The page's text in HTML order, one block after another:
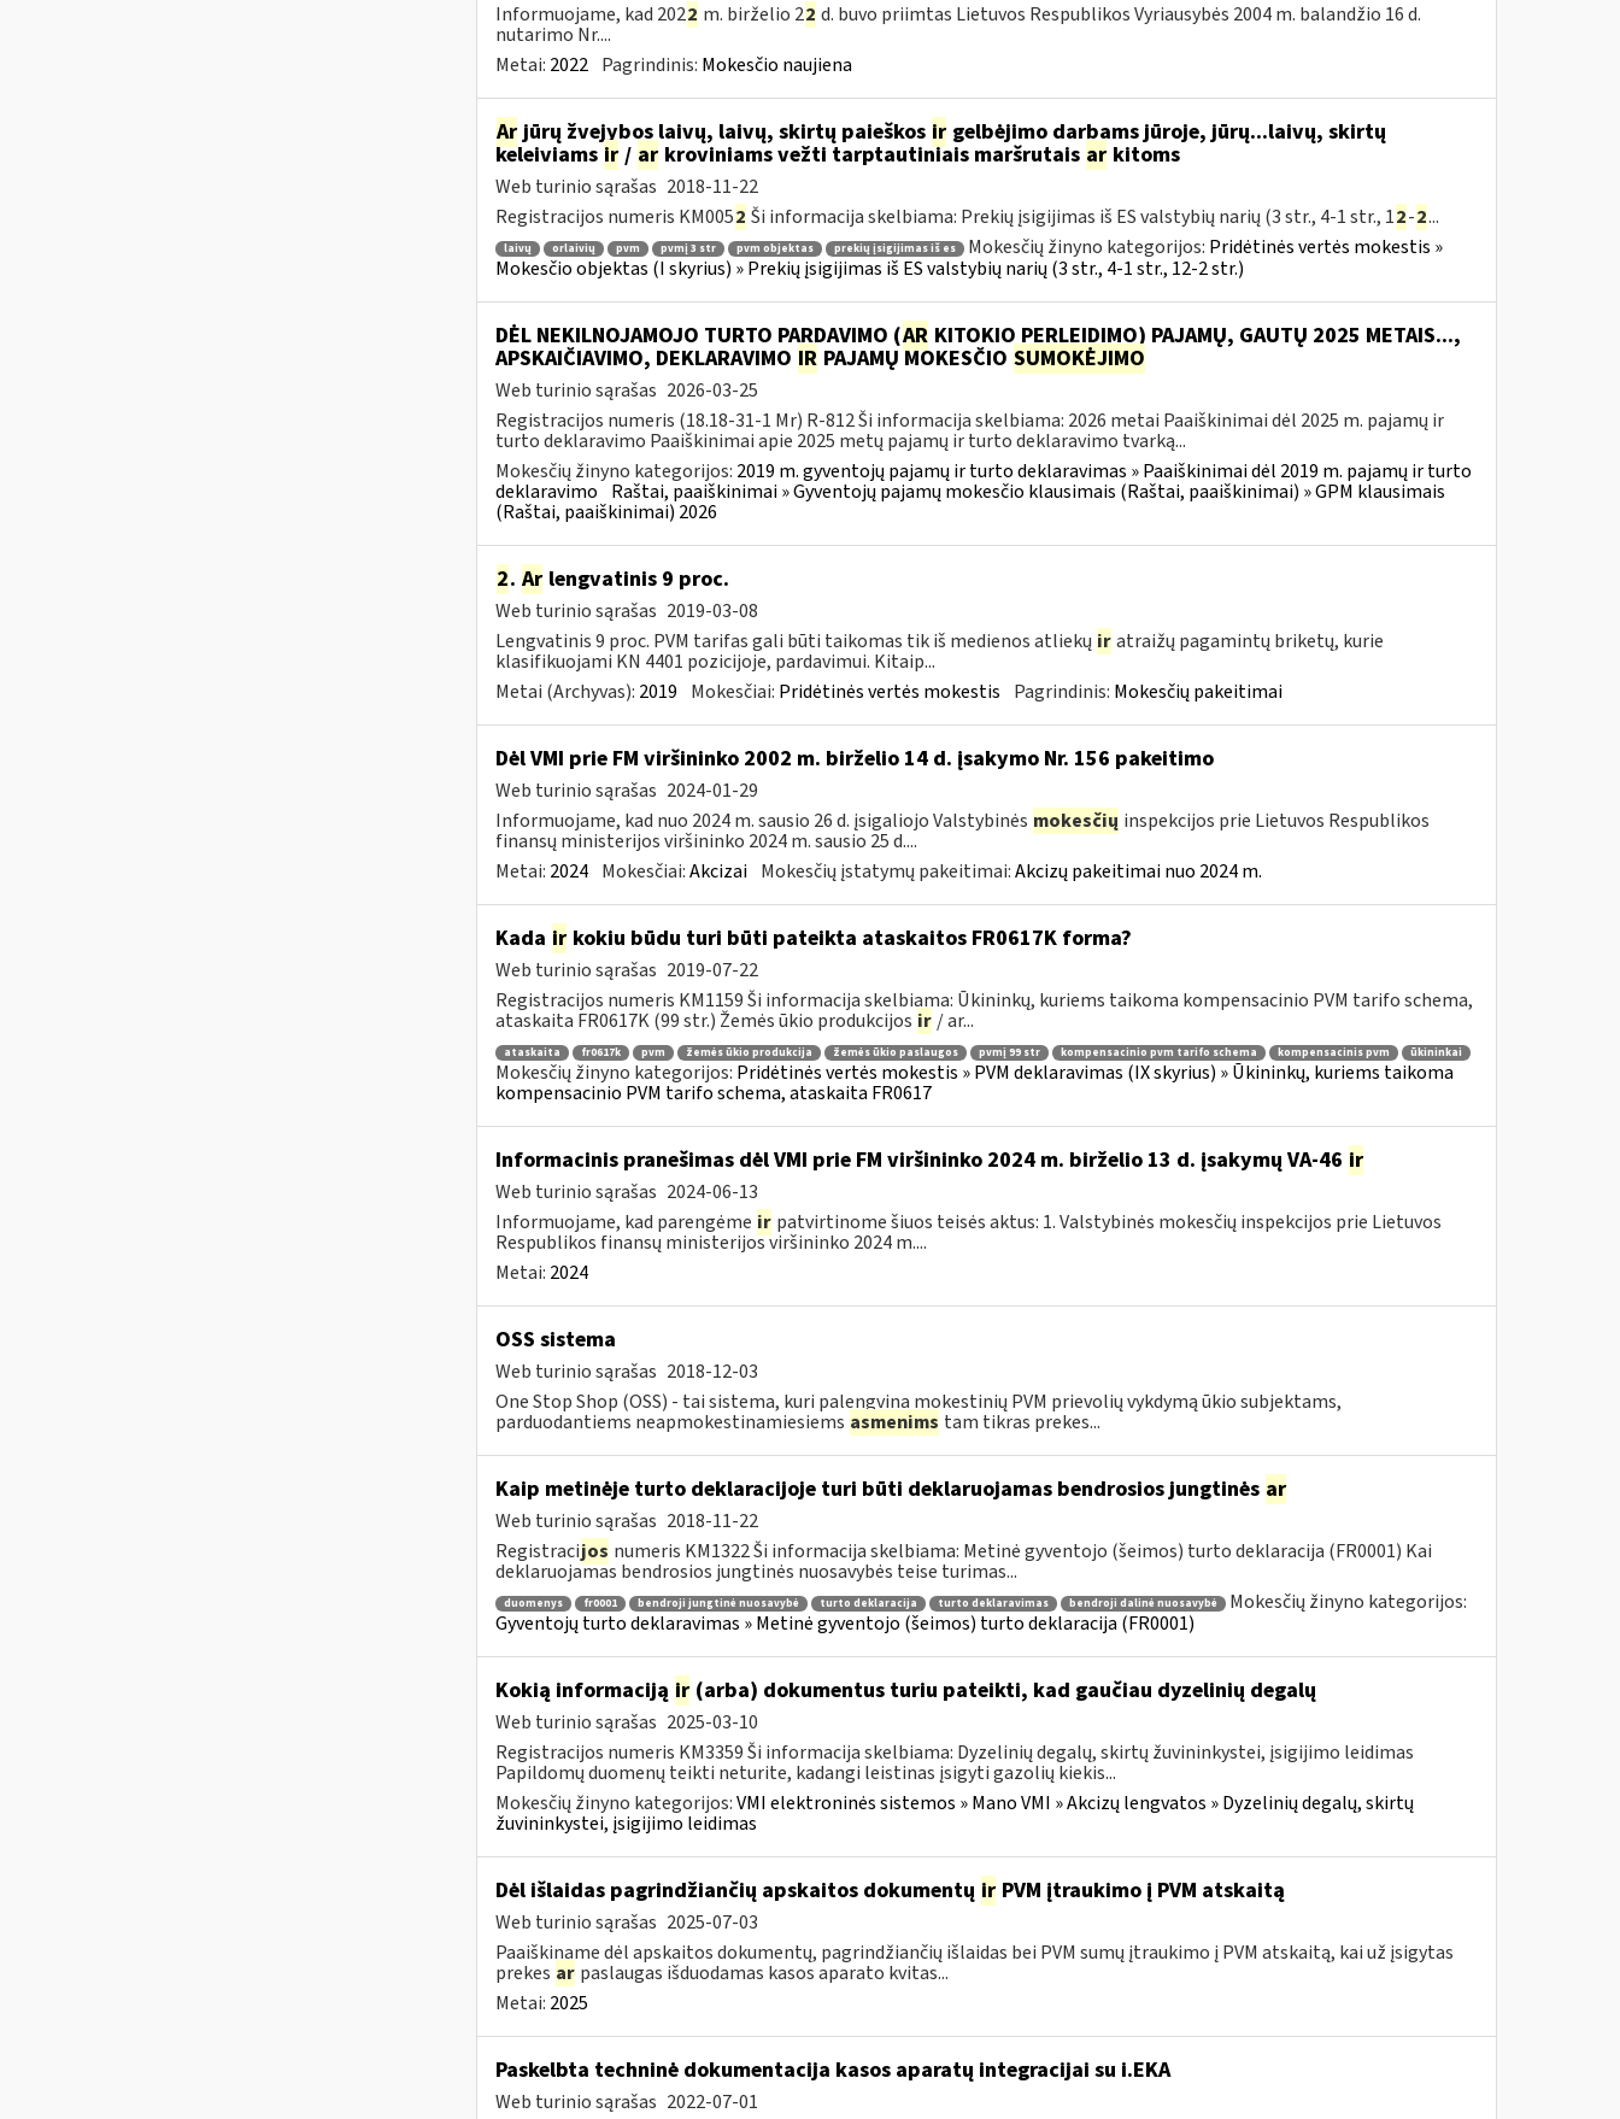
Informuojame, kad 2022 m. birželio 22 d. buvo priimtas Lietuvos Respublikos Vyriausybės 2004 m. balandžio 16 d.
nutarimo Nr....
Metai: 2022 Pagrindinis: Mokesčio naujiena
Arjūrų žvejybos laivų, laivų, skirtų paieškos irgelbėjimo darbams jūroje, jūrų...laivų, skirtų
keleiviams ir/ arkroviniams vežti tarptautiniais maršrutais arkitoms
Web turinio sąrašas 2018-11-22
Registracijos numeris KM0052 Ši informacija skelbiama: Prekių įsigijimas iš ES valstybių narių (3 str., 4-1 str., 12-2...
laivų orlaivių pvm pvmį 3 str pvm objektas prekių įsigijimas iš es Mokesčių žinyno kategorijos: Pridėtinės vertės mokestis »
Mokesčio objektas (I skyrius) » Prekių įsigijimas iš ES valstybių narių (3 str., 4-1 str., 12-2 str.)
DĖL NEKILNOJAMOJO TURTO PARDAVIMO (AR KITOKIO PERLEIDIMO) PAJAMŲ, GAUTŲ 2025 METAIS...,
APSKAIČIAVIMO, DEKLARAVIMO IR PAJAMŲ MOKESČIO SUMOKĖJIMO
Web turinio sąrašas 2026-03-25
Registracijos numeris (18.18-31-1 Mr) R-812 Ši informacija skelbiama: 2026 metai Paaiškinimai dėl 2025 m. pajamų ir
turto deklaravimo Paaiškinimai apie 2025 metų pajamų ir turto deklaravimo tvarką...
Mokesčių žinyno kategorijos: 2019 m. gyventojų pajamų ir turto deklaravimas » Paaiškinimai dėl 2019 m. pajamų ir turto
deklaravimo Raštai, paaiškinimai » Gyventojų pajamų mokesčio klausimais (Raštai, paaiškinimai) » GPM klausimais
(Raštai, paaiškinimai) 2026
2. Arlengvatinis 9 proc.
Web turinio sąrašas 2019-03-08
Lengvatinis 9 proc. PVM tarifas gali būti taikomas tik iš medienos atliekų ir atraižų pagamintų briketų, kurie
klasifikuojami KN 4401 pozicijoje, pardavimui. Kitaip...
Metai (Archyvas): 2019 Mokesčiai: Pridėtinės vertės mokestis Pagrindinis: Mokesčių pakeitimai
Dėl VMI prie FM viršininko 2002 m. birželio 14 d. įsakymo Nr. 156 pakeitimo
Web turinio sąrašas 2024-01-29
Informuojame, kad nuo 2024 m. sausio 26 d. įsigaliojo Valstybinės mokesčių inspekcijos prie Lietuvos Respublikos
finansų ministerijos viršininko 2024 m. sausio 25 d....
Metai: 2024 Mokesčiai:Akcizai Mokesčių įstatymų pakeitimai:Akcizų pakeitimai nuo 2024 m.
Kada irkokiu būdu turi būti pateikta ataskaitos FR0617K forma?
Web turinio sąrašas 2019-07-22
Registracijos numeris KM1159 Ši informacija skelbiama: Ūkininkų, kuriems taikoma kompensacinio PVM tarifo schema,
ataskaita FR0617K (99 str.) Žemės ūkio produkcijos ir / ar...
ataskaita fr0617k pvm žemės ūkio produkcija žemės ūkio paslaugos pvmį 99 str kompensacinio pvm tarifo schema kompensacinis pvm ūkininkai
Mokesčių žinyno kategorijos: Pridėtinės vertės mokestis » PVM deklaravimas (IX skyrius) » Ūkininkų, kuriems taikoma
kompensacinio PVM tarifo schema, ataskaita FR0617
Informacinis pranešimas dėl VMI prie FM viršininko 2024 m. birželio 13 d. įsakymų VA-46 ir
Web turinio sąrašas 2024-06-13
Informuojame, kad parengėme ir patvirtinome šiuos teisės aktus: 1. Valstybinės mokesčių inspekcijos prie Lietuvos
Respublikos finansų ministerijos viršininko 2024 m....
Metai: 2024
OSS sistema
Web turinio sąrašas 2018-12-03
One Stop Shop (OSS) - tai sistema, kuri palengvina mokestinių PVM prievolių vykdymą ūkio subjektams,
parduodantiems neapmokestinamiesiems asmenims tam tikras prekes...
Kaip metinėje turto deklaracijoje turi būti deklaruojamas bendrosios jungtinės ar
Web turinio sąrašas 2018-11-22
Registracijos numeris KM1322 Ši informacija skelbiama: Metinė gyventojo (šeimos) turto deklaracija (FR0001) Kai
deklaruojamas bendrosios jungtinės nuosavybės teise turimas...
duomenys fr0001 bendroji jungtinė nuosavybė turto deklaracija turto deklaravimas bendroji dalinė nuosavybė
Mokesčių žinyno kategorijos:
Gyventojų turto deklaravimas » Metinė gyventojo (šeimos) turto deklaracija (FR0001)
Kokią informaciją ir(arba) dokumentus turiu pateikti, kad gaučiau dyzelinių degalų
Web turinio sąrašas 2025-03-10
Registracijos numeris KM3359 Ši informacija skelbiama: Dyzelinių degalų, skirtų žuvininkystei, įsigijimo leidimas
Papildomų duomenų teikti neturite, kadangi leistinas įsigyti gazolių kiekis...
Mokesčių žinyno kategorijos:VMI elektroninės sistemos » Mano VMI » Akcizų lengvatos » Dyzelinių degalų, skirtų
žuvininkystei, įsigijimo leidimas
Dėl išlaidas pagrindžiančių apskaitos dokumentų irPVM įtraukimo į PVM atskaitą
Web turinio sąrašas 2025-07-03
Paaiškiname dėl apskaitos dokumentų, pagrindžiančių išlaidas bei PVM sumų įtraukimo į PVM atskaitą, kai už įsigytas
prekes ar paslaugas išduodamas kasos aparato kvitas...
Metai: 2025
Paskelbta techninė dokumentacija kasos aparatų integracijai su i.EKA
Web turinio sąrašas 2022-07-01